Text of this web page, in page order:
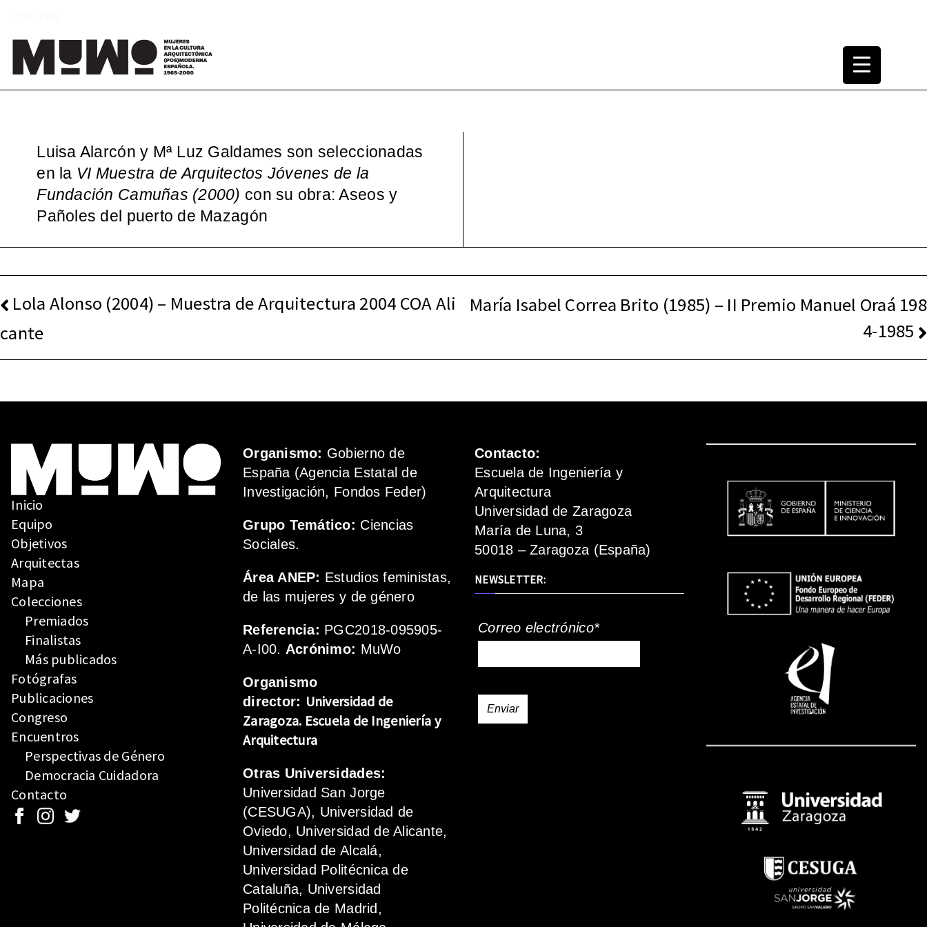
al
contenido
MuWo – Mujeres en la Cultura Arquitectónica
Luisa Alarcón y Mª Luz Galdames son seleccionadas
en la VI Muestra de Arquitectos Jóvenes de la
Fundación Camuñas (2000) con su obra: Aseos y
Pañoles del puerto de Mazagón
NAVEGACIÓN
DE
ENTRADAS
Lola Alonso (2004) – Muestra de Arquitectura 2004 COA Ali
cante
María Isabel Correa Brito (1985) – II Premio Manuel Oraá 198
4-1985
Inicio
Equipo
Objetivos
Arquitectas
Mapa
Colecciones
Premiados
Finalistas
Más publicados
Fotógrafas
Publicaciones
Congreso
Encuentros
Perspectivas de Género
Democracia Cuidadora
Contacto
Organismo: Gobierno de
España (Agencia Estatal de
Investigación, Fondos Feder)
Grupo Temático: Ciencias
Sociales.
Área ANEP: Estudios feministas,
de las mujeres y de género
Referencia: PGC2018-095905-
A-I00. Acrónimo: MuWo
Organismo
director: Universidad de
Zaragoza. Escuela de Ingeniería y
Arquitectura
Otras Universidades:
Universidad San Jorge
(CESUGA), Universidad de
Oviedo, Universidad de Alicante,
Universidad de Alcalá,
Universidad Politécnica de
Cataluña, Universidad
Politécnica de Madrid,
Contacto:
Escuela de Ingeniería y
Arquitectura
Universidad de Zaragoza
María de Luna, 3
50018 – Zaragoza (España)
NEWSLETTER:
Correo electrónico*